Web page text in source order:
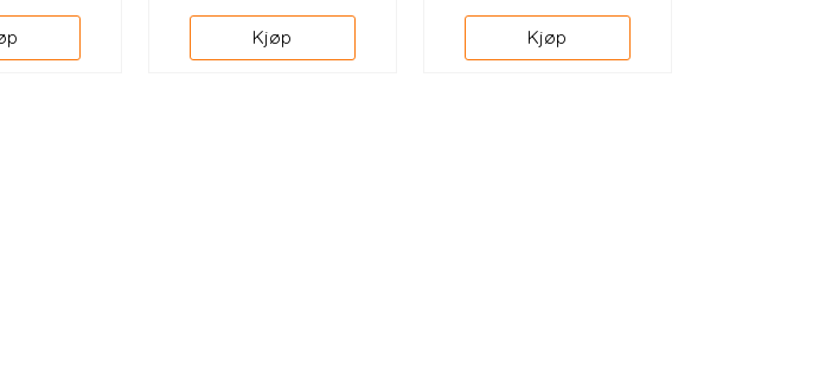
Kjøp Kjøp